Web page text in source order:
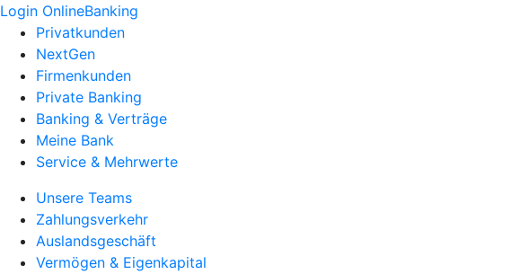
Login OnlineBanking
Privatkunden
NextGen
Firmenkunden
Private Banking
Banking & Verträge
Meine Bank
Service & Mehrwerte
Unsere Teams
Zahlungsverkehr
Auslandsgeschäft
Vermögen & Eigenkapital